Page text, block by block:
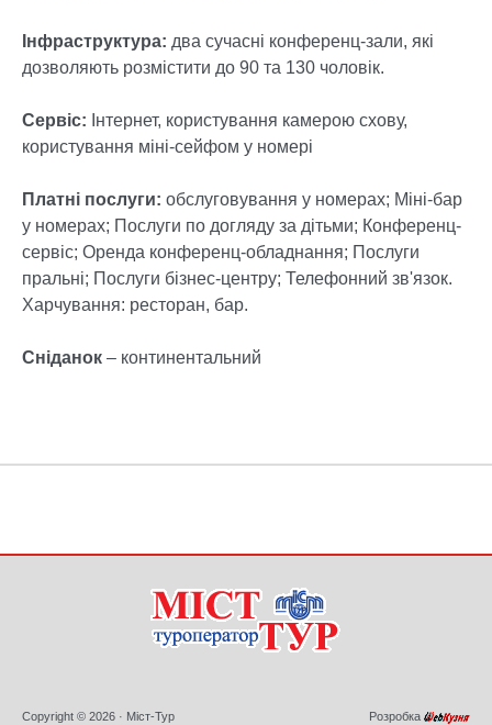
Інфраструктура: два сучасні конференц-зали, які
дозволяють розмістити до 90 та 130 чоловік.
Сервіс: Інтернет, користування камерою схову,
користування міні-сейфом у номері
Платні послуги: обслуговування у номерах; Міні-бар
у номерах; Послуги по догляду за дітьми; Конференц-
сервіс; Оренда конференц-обладнання; Послуги
пральні; Послуги бізнес-центру; Телефонний зв'язок.
Харчування: ресторан, бар.
Сніданок – континентальний
Copyright © 2026 · Міст-Тур Розробка